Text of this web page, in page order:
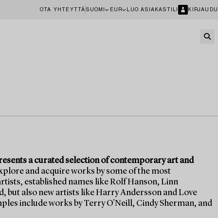
OTA YHTEYTTÄ SUOMI EUR LUO ASIAKASTILI KIRJAUDU
a curated selection of contemporary art and
and acquire works by some of the most
established names like Rolf Hanson, Linn
also new artists like Harry Andersson and Love
include works by Terry O'Neill, Cindy Sherman, and